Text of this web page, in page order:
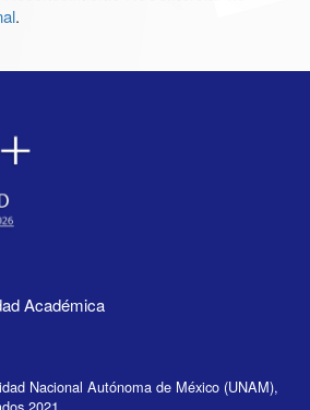
.
Académica
Nacional Autónoma de México (UNAM),